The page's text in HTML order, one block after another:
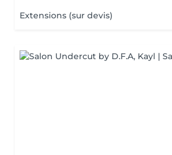
Extensions (sur devis)